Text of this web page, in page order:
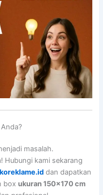
masalah.
Hubungi kami sekarang
dan dapatkan
box ukuran 150×170 cm